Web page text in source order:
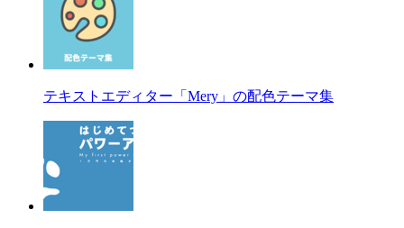
テキストエディター「Mery」の配色テーマ集